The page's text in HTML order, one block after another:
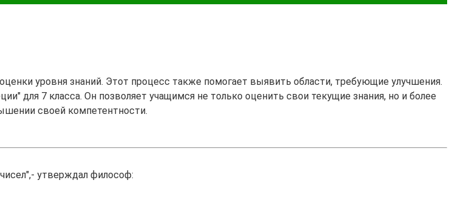
уровня знаний. Этот процесс также помогает выявить области, требующие улучшения.
для 7 класса. Он позволяет учащимся не только оценить свои текущие знания, но и более
своей компетентности.
утверждал философ: